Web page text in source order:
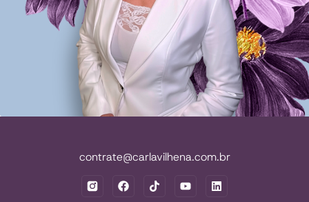
contrate@carlavilhena.com.br